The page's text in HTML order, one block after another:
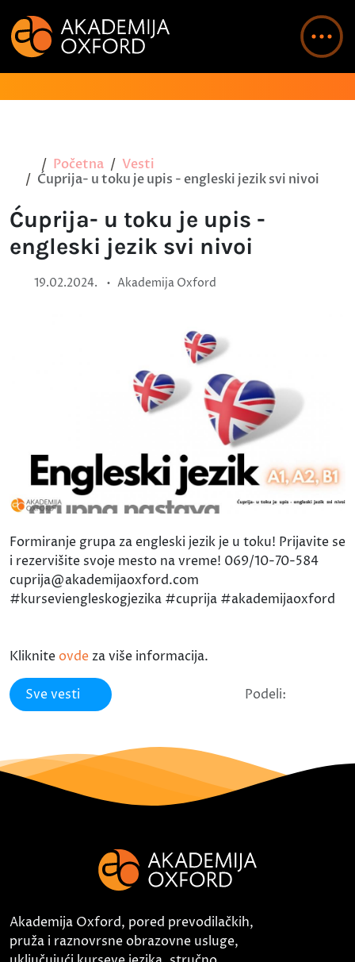
Početna
Vesti
Ćuprija- u toku je upis - engleski jezik svi nivoi
Ćuprija- u toku je upis -
engleski jezik svi nivoi
19.02.2024. • Akademija Oxford
Formiranje grupa za engleski jezik je u toku! Prijavite se
i rezervišite svoje mesto na vreme! 069/10-70-584
cuprija@akademijaoxford.com
#kurseviengleskogjezika #cuprija #akademijaoxford
Kliknite ovde za više informacija.
Sve vesti Podeli:
Akademija Oxford, pored prevodilačkih,
pruža i raznovrsne obrazovne usluge,